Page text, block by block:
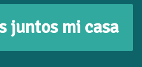
juntos mi casa